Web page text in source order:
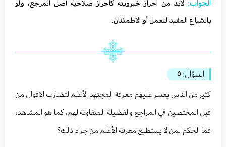
الجواب: لابد من احراز خبرويته كاحراز صلاحية أصل المرجع، ولو
بالشياع المفيد للعمل أو الاطمئنان.
السؤال: ٥
كثير من الناس يعسر عليهم معرفة المجتهد الأعلم لتضارب الاقوال من
قبل المختصين في المراجع والفضيلة المتفاوتة لهم، كما هو المشاهد،
فما الحكم لمن لا يستطيع معرفة الأعلم من جراء ذلك؟